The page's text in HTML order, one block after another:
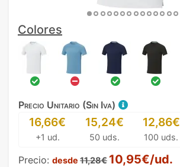
Colores
Precio Unitario (Sin Iva)
16,66€
+1 ud.
15,24€
50 uds.
12,86€
100 uds.
Precio: desde 11,28€ 10,95€/ud.